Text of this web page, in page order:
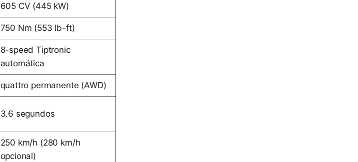
605 CV (445 kW)
750 Nm (553 lb-ft)
8-speed Tiptronic
automática
quattro permanente (AWD)
3.6 segundos
250 km/h (280 km/h
opcional)